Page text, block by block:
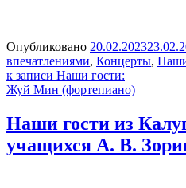
Опубликовано 20.02.2023
впечатлениями, Концерты,
к записи Наши гости:
Жуй Мин (фортепиано)
Наши гости из
учащихся А. В.